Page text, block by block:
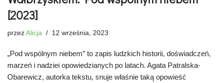
[2023]
przez Alicja 12 września, 2023
„Pod wspólnym niebem” to zapis ludzkich historii, doświadczeń,
marzeń i nadziei opowiedzianych po latach. Agata Patralska-
Obarewicz, autorka tekstu, snuje właśnie taką opowieść